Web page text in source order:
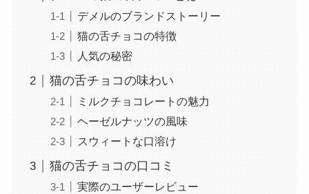
デメルのブランドストーリー
猫の舌チョコの特徴
人気の秘密
猫の舌チョコの味わい
ミルクチョコレートの魅力
ヘーゼルナッツの風味
スウィートな口溶け
猫の舌チョコの口コミ
実際のユーザーレビュー